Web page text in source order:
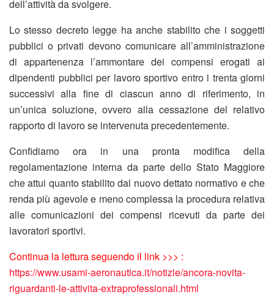
dell’attività da svolgere.
Lo stesso decreto legge ha anche stabilito che i soggetti
pubblici o privati devono comunicare all’amministrazione
di appartenenza l’ammontare dei compensi erogati ai
dipendenti pubblici per lavoro sportivo entro i trenta giorni
successivi alla fine di ciascun anno di riferimento, in
un’unica soluzione, ovvero alla cessazione del relativo
rapporto di lavoro se intervenuta precedentemente.
Confidiamo ora in una pronta modifica della
regolamentazione interna da parte dello Stato Maggiore
che attui quanto stabilito dal nuovo dettato normativo e che
renda più agevole e meno complessa la procedura relativa
alle comunicazioni dei compensi ricevuti da parte dei
lavoratori sportivi.
Continua la lettura seguendo il link >>> :
https://www.usami-aeronautica.it/notizie/ancora-novita-
riguardanti-le-attivita-extraprofessionali.html